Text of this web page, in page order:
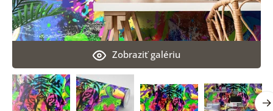
Zobraziť galériu